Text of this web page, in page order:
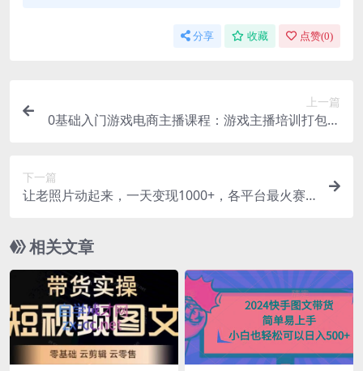
分享 收藏 点赞(0)
上一篇
0基础入门游戏电商主播课程：游戏主播培训打包下
下一篇
让老照片动起来，一天变现1000+，各平台最火赛
相关文章